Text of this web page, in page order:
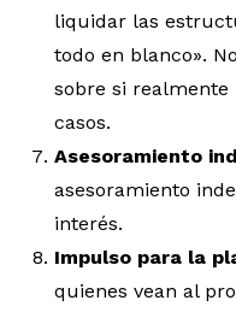
liquidar las
todo en blanco».
sobre si realmente
casos.
Asesoramiento
asesoramiento
interés.
Impulso para la
quienes vean al